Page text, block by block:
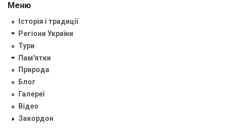
Меню
Історія і традиції
Регіони України
Тури
Пам'ятки
Природа
Блог
Галереї
Відео
Закордон